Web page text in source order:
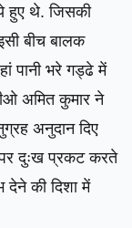
हुए थे. जिसकी
बीच बालक
पानी भरे गड्ढे में
अमित कुमार ने
अनुदान दिए
पर दुःख प्रकट करते
की दिशा में